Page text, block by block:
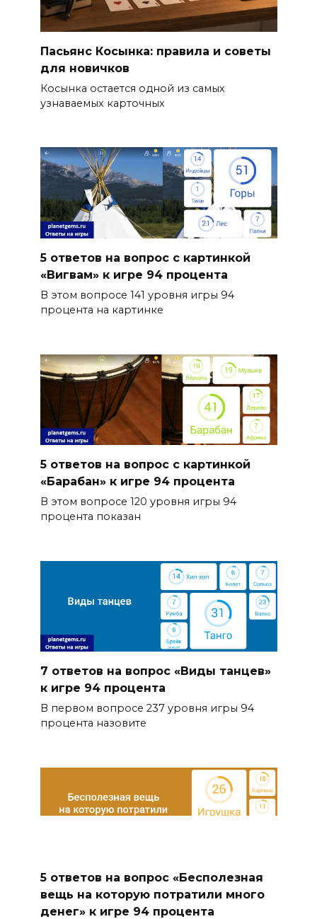
Пасьянс Косынка: правила и советы
для новичков
Косынка остается одной из самых
узнаваемых карточных
5 ответов на вопрос с картинкой
«Вигвам» к игре 94 процента
В этом вопросе 141 уровня игры 94
процента на картинке
5 ответов на вопрос с картинкой
«Барабан» к игре 94 процента
В этом вопросе 120 уровня игры 94
процента показан
7 ответов на вопрос «Виды танцев»
к игре 94 процента
В первом вопросе 237 уровня игры 94
процента назовите
5 ответов на вопрос «Бесполезная
вещь на которую потратили много
денег» к игре 94 процента